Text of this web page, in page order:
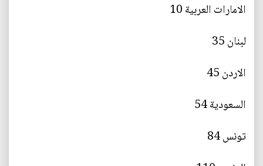
الامارات العربية 10
لبنان 35
الاردن 45
السعودية 54
تونس 84